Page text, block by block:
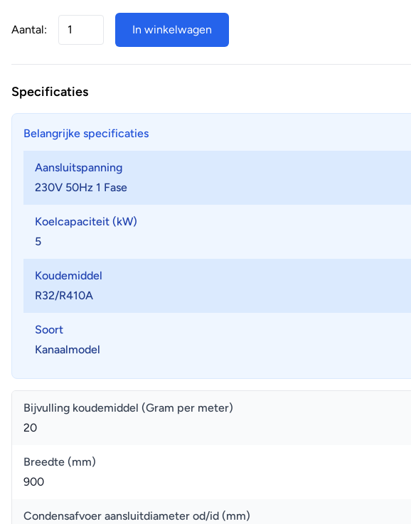
Aantal: In winkelwagen
Specificaties
Belangrijke specificaties
Aansluitspanning
230V 50Hz 1 Fase
Koelcapaciteit (kW)
5
Koudemiddel
R32/R410A
Soort
Kanaalmodel
Bijvulling koudemiddel (Gram per meter)
20
Breedte (mm)
900
Condensafvoer aansluitdiameter od/id (mm)